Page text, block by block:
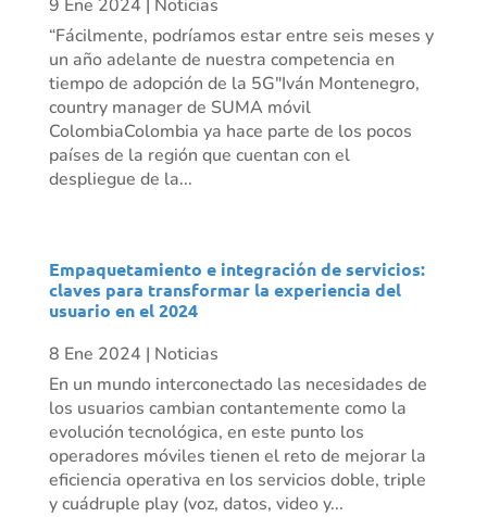
9 Ene 2024 | Noticias
“Fácilmente, podríamos estar entre seis meses y
un año adelante de nuestra competencia en
tiempo de adopción de la 5G"Iván Montenegro,
country manager de SUMA móvil
ColombiaColombia ya hace parte de los pocos
países de la región que cuentan con el
despliegue de la...
Empaquetamiento e integración de servicios:
claves para transformar la experiencia del
usuario en el 2024
8 Ene 2024 | Noticias
En un mundo interconectado las necesidades de
los usuarios cambian contantemente como la
evolución tecnológica, en este punto los
operadores móviles tienen el reto de mejorar la
eficiencia operativa en los servicios doble, triple
y cuádruple play (voz, datos, video y...